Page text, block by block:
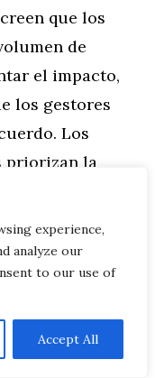
experience,
analyze our
to our use of
Accept All
que los
de
el impacto,
los gestores
Los
priorizan la
cada
sino
de los
de tu